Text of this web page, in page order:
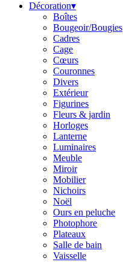
Décoration▾
Boîtes
Bougeoir/Bougies
Cadres
Cage
Cœurs
Couronnes
Divers
Extérieur
Figurines
Fleurs & jardin
Horloges
Lanterne
Luminaires
Meuble
Miroir
Mobilier
Nichoirs
Noël
Ours en peluche
Photophore
Plateaux
Salle de bain
Vaisselle